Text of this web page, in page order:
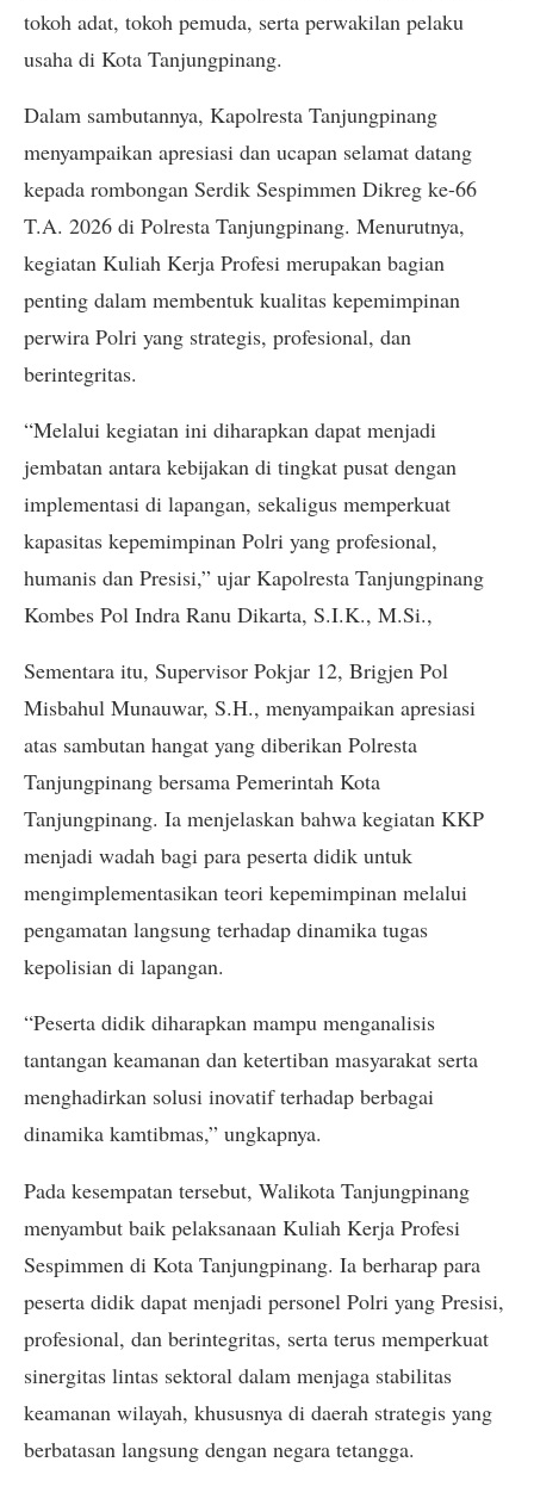
tokoh adat, tokoh pemuda, serta perwakilan pelaku
usaha di Kota Tanjungpinang.
Dalam sambutannya, Kapolresta Tanjungpinang
menyampaikan apresiasi dan ucapan selamat datang
kepada rombongan Serdik Sespimmen Dikreg ke-66
T.A. 2026 di Polresta Tanjungpinang. Menurutnya,
kegiatan Kuliah Kerja Profesi merupakan bagian
penting dalam membentuk kualitas kepemimpinan
perwira Polri yang strategis, profesional, dan
berintegritas.
“Melalui kegiatan ini diharapkan dapat menjadi
jembatan antara kebijakan di tingkat pusat dengan
implementasi di lapangan, sekaligus memperkuat
kapasitas kepemimpinan Polri yang profesional,
humanis dan Presisi,” ujar Kapolresta Tanjungpinang
Kombes Pol Indra Ranu Dikarta, S.I.K., M.Si.,
Sementara itu, Supervisor Pokjar 12, Brigjen Pol
Misbahul Munauwar, S.H., menyampaikan apresiasi
atas sambutan hangat yang diberikan Polresta
Tanjungpinang bersama Pemerintah Kota
Tanjungpinang. Ia menjelaskan bahwa kegiatan KKP
menjadi wadah bagi para peserta didik untuk
mengimplementasikan teori kepemimpinan melalui
pengamatan langsung terhadap dinamika tugas
kepolisian di lapangan.
“Peserta didik diharapkan mampu menganalisis
tantangan keamanan dan ketertiban masyarakat serta
menghadirkan solusi inovatif terhadap berbagai
dinamika kamtibmas,” ungkapnya.
Pada kesempatan tersebut, Walikota Tanjungpinang
menyambut baik pelaksanaan Kuliah Kerja Profesi
Sespimmen di Kota Tanjungpinang. Ia berharap para
peserta didik dapat menjadi personel Polri yang Presisi,
profesional, dan berintegritas, serta terus memperkuat
sinergitas lintas sektoral dalam menjaga stabilitas
keamanan wilayah, khususnya di daerah strategis yang
berbatasan langsung dengan negara tetangga.